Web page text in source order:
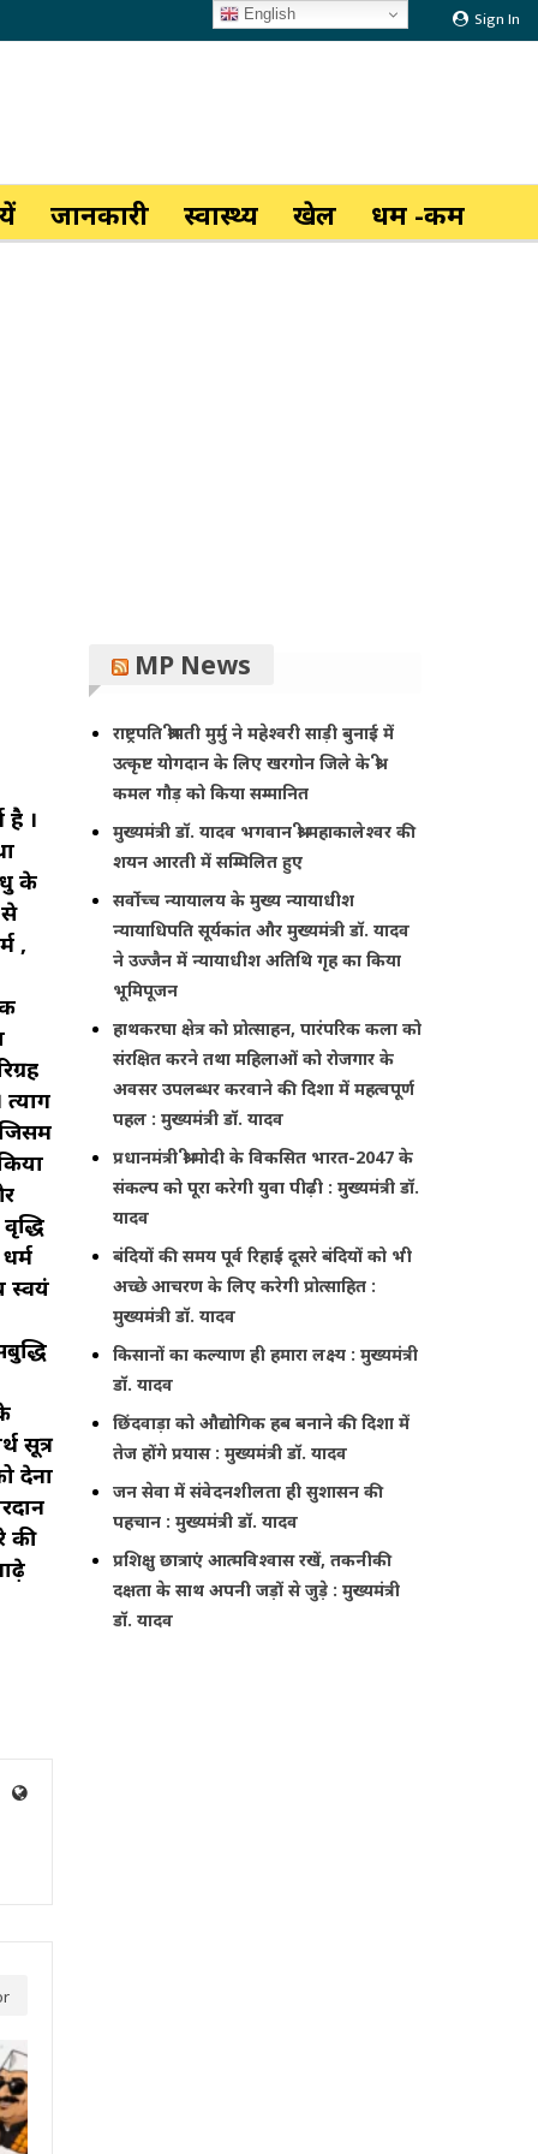
Sign In
जानकारी स्वास्थ्य खेल धर्म -कर्म
है ।
के
से
,
स्वयं
सूत्र
देना
की
MP News
राष्ट्रपति श्रीमती मुर्मु ने महेश्वरी साड़ी बुनाई में
उत्कृष्ट योगदान के लिए खरगोन जिले के श्री
कमल गौड़ को किया सम्मानित
मुख्यमंत्री डॉ. यादव भगवान श्री महाकालेश्‍वर की
शयन आरती में सम्मिलित हुए
सर्वोच्च न्यायालय के मुख्‍य न्‍यायाधीश
न्यायाधिपति सूर्यकांत और मुख्यमंत्री डॉ. यादव
ने उज्जैन में न्यायाधीश अतिथि गृह का किया
भूमिपूजन
हाथकरघा क्षेत्र को प्रोत्साहन, पारंपरिक कला को
संरक्षित करने तथा महिलाओं को रोजगार के
अवसर उपलब्धर करवाने की दिशा में महत्वपूर्ण
पहल : मुख्यमंत्री डॉ. यादव
प्रधानमंत्री श्री मोदी के विकसित भारत-2047 के
संकल्प को पूरा करेगी युवा पीढ़ी : मुख्यमंत्री डॉ.
यादव
बंदियों की समय पूर्व रिहाई दूसरे बंदियों को भी
अच्छे आचरण के लिए करेगी प्रोत्साहित :
मुख्यमंत्री डॉ. यादव
किसानों का कल्याण ही हमारा लक्ष्य : मुख्यमंत्री
डॉ. यादव
छिंदवाड़ा को औद्योगिक हब बनाने की दिशा में
तेज होंगे प्रयास : मुख्यमंत्री डॉ. यादव
जन सेवा में संवेदनशीलता ही सुशासन की
पहचान : मुख्यमंत्री डॉ. यादव
प्रशिक्षु छात्राएं आत्मविश्वास रखें, तकनीकी
दक्षता के साथ अपनी जड़ों से जुड़े : मुख्यमंत्री
डॉ. यादव
English